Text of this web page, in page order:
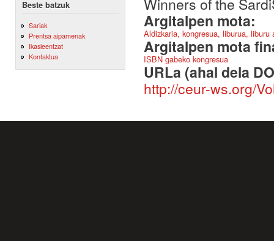
Beste batzuk
Sariak
Prentsa aipamenak
Ikasleentzat
Kontaktua
Argitalpen mota:
Aldizkaria, kongresua, liburua,
Argitalpen mota
ISBN gabeko kongresua
URLa (ahal dela
http://ceur-ws.org/